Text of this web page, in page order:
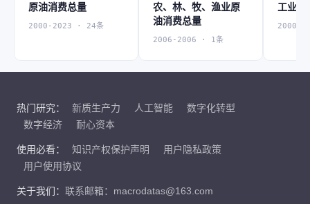
原油消费总量
2000-2023 · 24条
农、林、牧、渔业原
油消费总量
2006-2006 · 1条
工业原
2000-
热门研究： 新质生产力 人工智能
数字化转型
数字经济
耐心资本
使用必看： 知识产权保护声明
用户隐私政策
用户使用协议
关于我们： 联系邮箱：macrodatas@163.com